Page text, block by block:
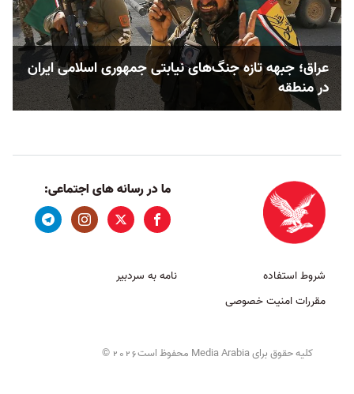
عراق؛ جبهه تازه جنگ‌های نیابتی جمهوری اسلامی ایران
در منطقه
ما در رسانه های اجتماعی:
شروط استفاده
مقررات امنیت خصوصی
نامه به سردبیر
کلیه حقوق برای Media Arabia محفوظ است 2026
©